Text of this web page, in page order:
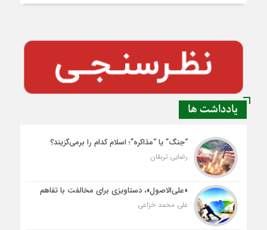
یادداشت ها
“جنگ” یا “مذاکره”؛ اسلام کدام را برمی‌گزیند؟
رضایی تربقان
«علی‌الاصول»، دستاویزی برای مخالفت با تفاهم
علی محمد خزاعی